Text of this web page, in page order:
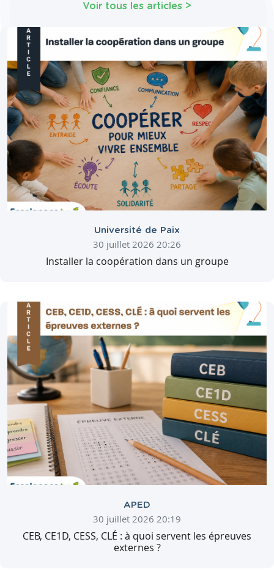
Voir tous les articles >
Université de Paix
30 juillet 2026 20:26
Installer la coopération dans un groupe
APED
30 juillet 2026 20:19
CEB, CE1D, CESS, CLÉ : à quoi servent les épreuves
externes ?